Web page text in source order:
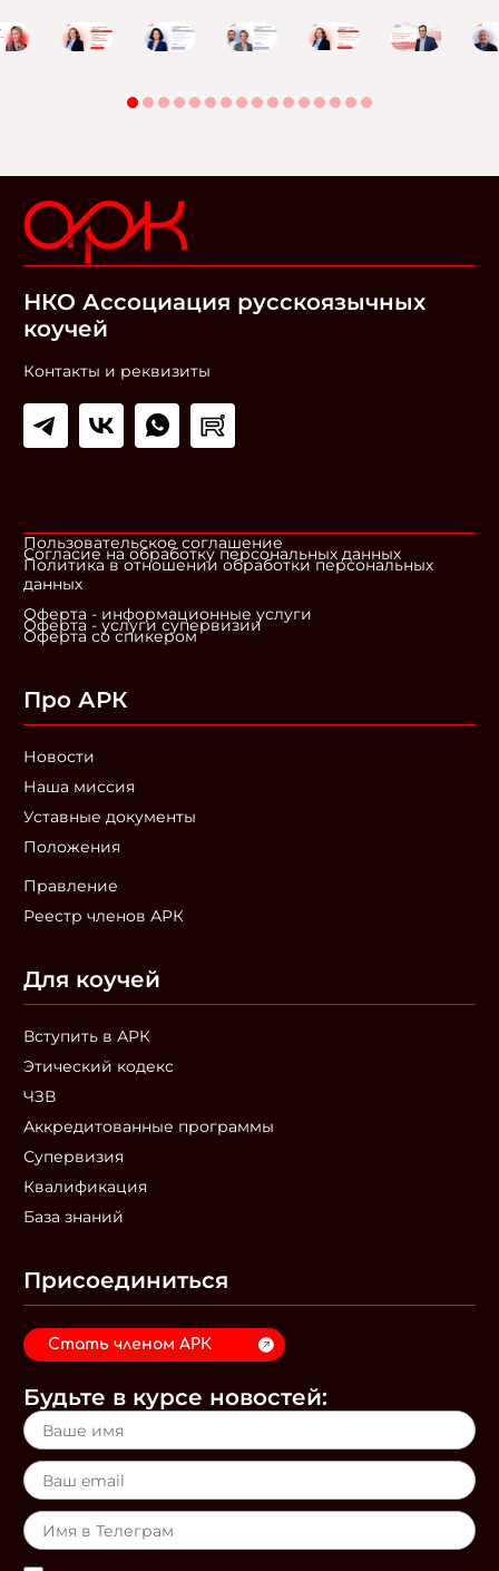
НКО Ассоциация русскоязычных
коучей
Контакты и реквизиты
Пользовательское соглашение
Согласие на обработку персональных данных
Политика в отношении обработки персональных
данных
Оферта - информационные услуги
Оферта - услуги супервизии
Оферта со спикером
Про АРК
Новости
Наша миссия
Уставные документы
Положения
Правление
Реестр членов АРК
Для коучей
Вступить в АРК
Этический кодекс
ЧЗВ
Аккредитованные программы
Супервизия
Квалификация
База знаний
Присоединиться
Стать членом АРК
Будьте в курсе новостей: